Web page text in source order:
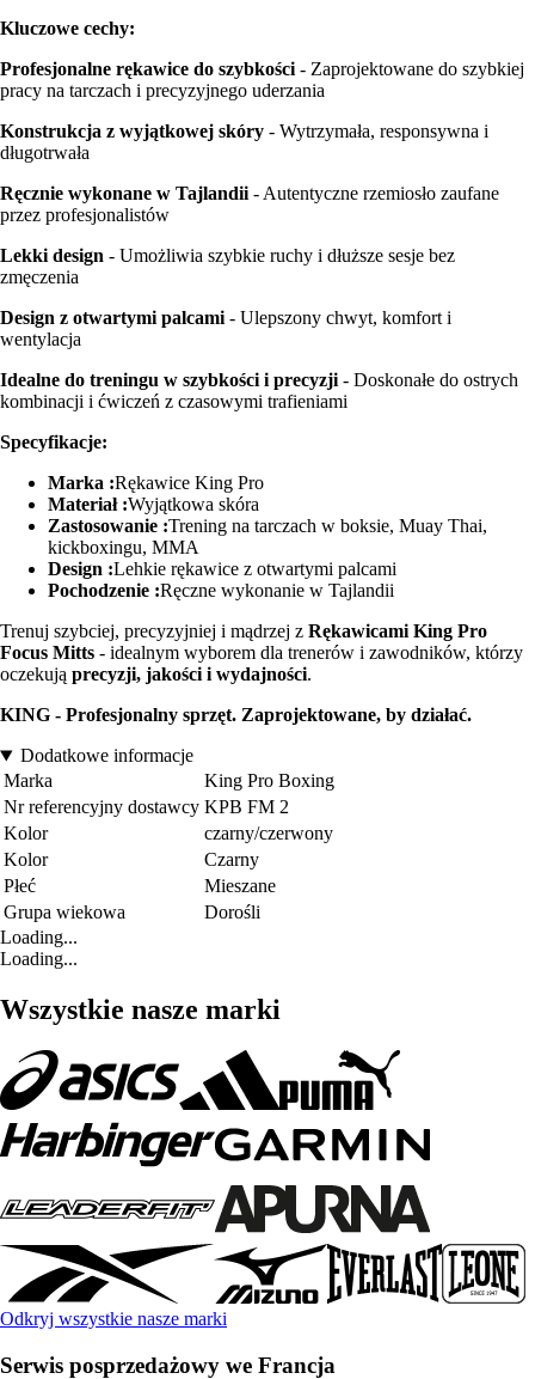
Kluczowe cechy:
Profesjonalne rękawice do szybkości - Zaprojektowane do szybkiej
pracy na tarczach i precyzyjnego uderzania
Konstrukcja z wyjątkowej skóry - Wytrzymała, responsywna i
długotrwała
Ręcznie wykonane w Tajlandii - Autentyczne rzemiosło zaufane
przez profesjonalistów
Lekki design - Umożliwia szybkie ruchy i dłuższe sesje bez
zmęczenia
Design z otwartymi palcami - Ulepszony chwyt, komfort i
wentylacja
Idealne do treningu w szybkości i precyzji - Doskonałe do ostrych
kombinacji i ćwiczeń z czasowymi trafieniami
Specyfikacje:
Marka :Rękawice King Pro
Materiał :Wyjątkowa skóra
Zastosowanie :Trening na tarczach w boksie, Muay Thai,
kickboxingu, MMA
Design :Lehkie rękawice z otwartymi palcami
Pochodzenie :Ręczne wykonanie w Tajlandii
Trenuj szybciej, precyzyjniej i mądrzej z Rękawicami King Pro
Focus Mitts - idealnym wyborem dla trenerów i zawodników, którzy
oczekują precyzji, jakości i wydajności.
KING - Profesjonalny sprzęt. Zaprojektowane, by działać.
Dodatkowe informacje
Marka
King Pro Boxing
Nr referencyjny dostawcy KPB FM 2
Kolor
czarny/czerwony
Kolor
Czarny
Płeć
Mieszane
Grupa wiekowa
Dorośli
Loading...
Loading...
Wszystkie nasze marki
Odkryj wszystkie nasze marki
Serwis posprzedażowy we Francja